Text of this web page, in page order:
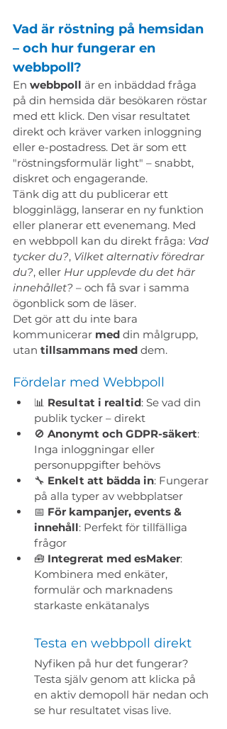
Vad är röstning på hemsidan
– och hur fungerar en
webbpoll?
En webbpoll är en inbäddad fråga
på din hemsida där besökaren röstar
med ett klick. Den visar resultatet
direkt och kräver varken inloggning
eller e-postadress. Det är som ett
"röstningsformulär light" – snabbt,
diskret och engagerande.
Tänk dig att du publicerar ett
blogginlägg, lanserar en ny funktion
eller planerar ett evenemang. Med
en webbpoll kan du direkt fråga: Vad
tycker du?, Vilket alternativ föredrar
du?, eller Hur upplevde du det här
innehållet? – och få svar i samma
ögonblick som de läser.
Det gör att du inte bara
kommunicerar med din målgrupp,
utan tillsammans med dem.
Fördelar med Webbpoll
📊 Resultat i realtid: Se vad din
publik tycker – direkt
🚫 Anonymt och GDPR-säkert:
Inga inloggningar eller
personuppgifter behövs
🔧 Enkelt att bädda in: Fungerar
på alla typer av webbplatser
📅 För kampanjer, events &
innehåll: Perfekt för tillfälliga
frågor
🧰 Integrerat med esMaker:
Kombinera med enkäter,
formulär och marknadens
starkaste enkätanalys
Testa en webbpoll direkt
Nyfiken på hur det fungerar?
Testa själv genom att klicka på
en aktiv demopoll här nedan och
se hur resultatet visas live.